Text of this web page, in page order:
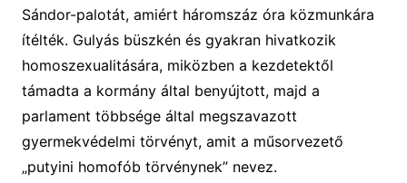
Sándor-palotát, amiért háromszáz óra közmunkára
ítélték. Gulyás büszkén és gyakran hivatkozik
homoszexualitására, miközben a kezdetektől
támadta a kormány által benyújtott, majd a
parlament többsége által megszavazott
gyermekvédelmi törvényt, amit a műsorvezető
„putyini homofób törvénynek” nevez.